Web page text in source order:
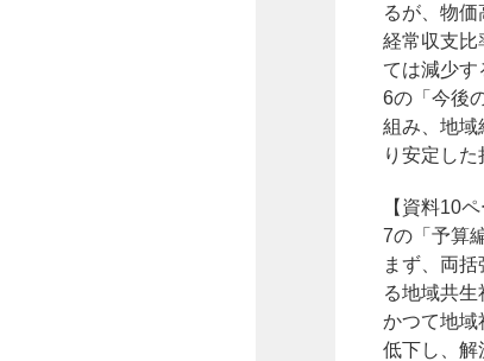
るが、物
経常収支比
ては減少す
6の「今後
組み、地域
り安定した
【資料10ペ
7の「予算
まず、両
る地域共生
かつて地域
低下し、解